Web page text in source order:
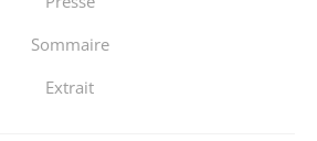
Sommaire
Extrait